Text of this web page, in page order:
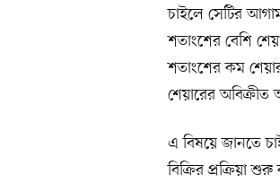
চাইলে সেটির
শতাংশের বেশি
শতাংশের কম
শেয়ারের অবিক্রীত
এ বিষয়ে জানতে
বিক্রির প্রক্রিয়া